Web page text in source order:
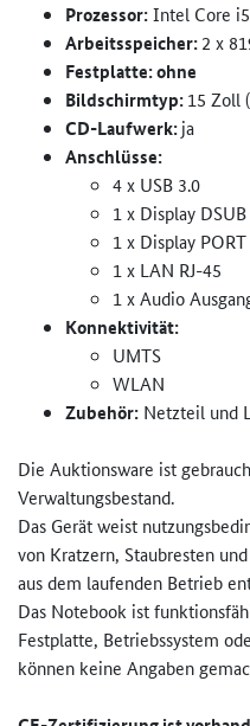
Prozessor:Intel Core
Arbeitsspeicher:2 x
Festplatte: ohne
Bildschirmtyp:15 Zoll
CD-Laufwerk:ja
Anschlüsse:
4 x USB 3.0
1 x Display DSUB
1 x Display PORT
1 x LAN RJ-45
1 x Audio
Konnektivität:
UMTS
WLAN
Zubehör: Netzteil und
Die Auktionsware ist
Verwaltungsbestand.
Das Gerät weist
von Kratzern, Staubresten
aus dem laufenden Betrieb
Das Notebook ist
Festplatte, Betriebssystem
können keine Angaben